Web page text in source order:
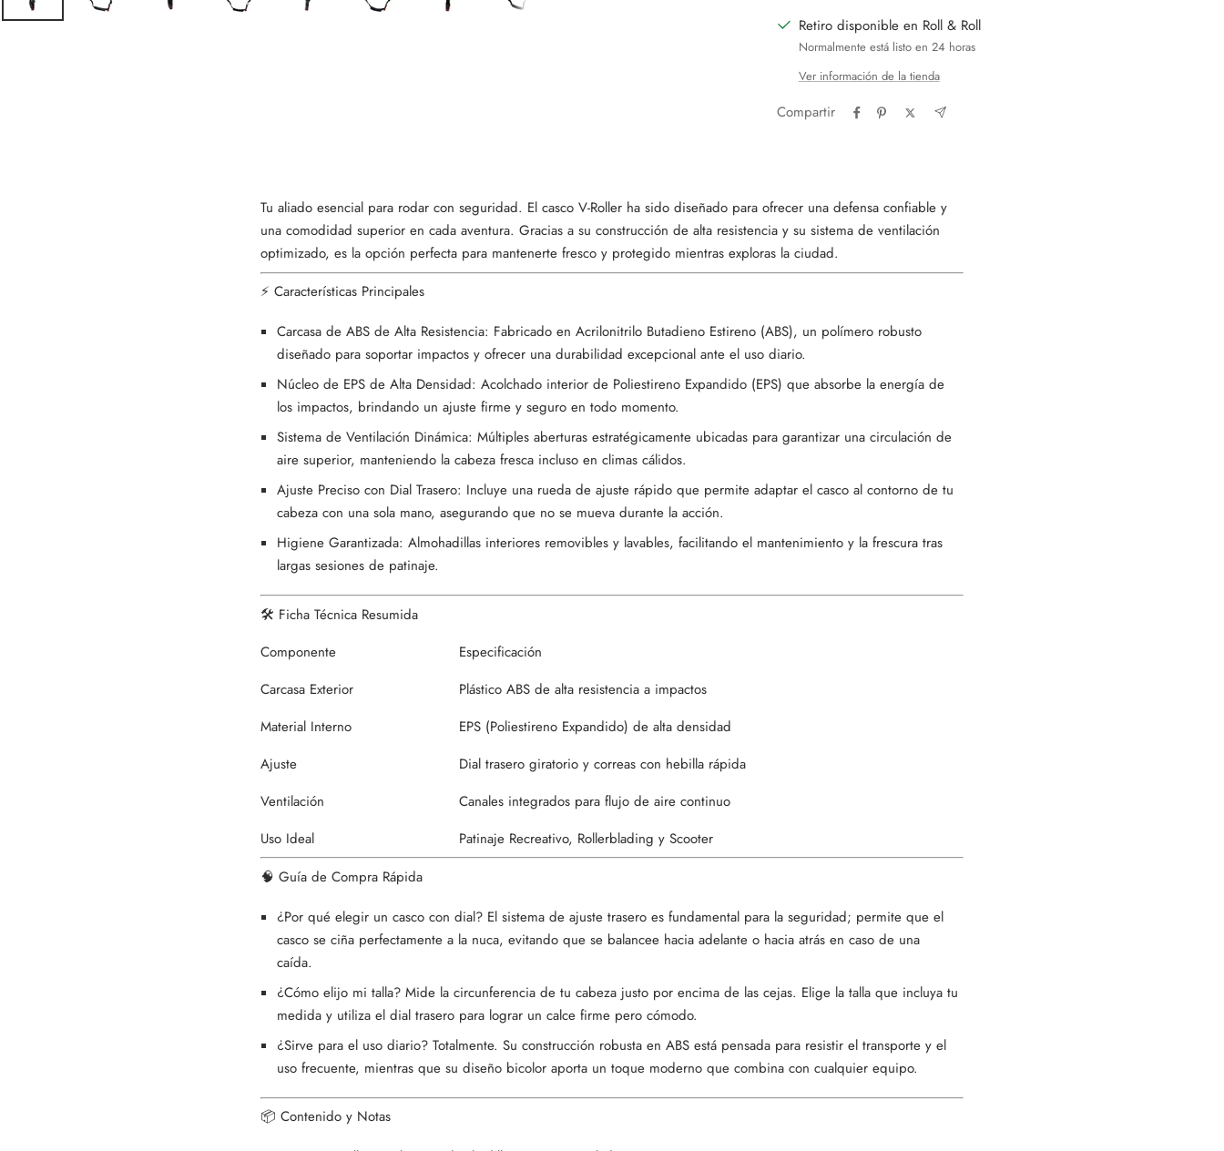
Retiro disponible en Roll & Roll
Normalmente está listo en 24 horas
Ver información de la tienda
Compartir
Tu aliado esencial para rodar con seguridad. El casco V-Roller ha sido diseñado para ofrecer una defensa confiable y
una comodidad superior en cada aventura. Gracias a su construcción de alta resistencia y su sistema de ventilación
optimizado, es la opción perfecta para mantenerte fresco y protegido mientras exploras la ciudad.
⚡ Características Principales
Carcasa de ABS de Alta Resistencia: Fabricado en Acrilonitrilo Butadieno Estireno (ABS), un polímero robusto
diseñado para soportar impactos y ofrecer una durabilidad excepcional ante el uso diario.
Núcleo de EPS de Alta Densidad: Acolchado interior de Poliestireno Expandido (EPS) que absorbe la energía de
los impactos, brindando un ajuste firme y seguro en todo momento.
Sistema de Ventilación Dinámica: Múltiples aberturas estratégicamente ubicadas para garantizar una circulación de
aire superior, manteniendo la cabeza fresca incluso en climas cálidos.
Ajuste Preciso con Dial Trasero: Incluye una rueda de ajuste rápido que permite adaptar el casco al contorno de tu
cabeza con una sola mano, asegurando que no se mueva durante la acción.
Higiene Garantizada: Almohadillas interiores removibles y lavables, facilitando el mantenimiento y la frescura tras
largas sesiones de patinaje.
🛠️ Ficha Técnica Resumida
Componente
Especificación
Carcasa Exterior
Plástico ABS de alta resistencia a impactos
Material Interno
EPS (Poliestireno Expandido) de alta densidad
Ajuste
Dial trasero giratorio y correas con hebilla rápida
Ventilación
Canales integrados para flujo de aire continuo
Uso Ideal
Patinaje Recreativo, Rollerblading y Scooter
🧠 Guía de Compra Rápida
¿Por qué elegir un casco con dial? El sistema de ajuste trasero es fundamental para la seguridad; permite que el
casco se ciña perfectamente a la nuca, evitando que se balancee hacia adelante o hacia atrás en caso de una
caída.
¿Cómo elijo mi talla? Mide la circunferencia de tu cabeza justo por encima de las cejas. Elige la talla que incluya tu
medida y utiliza el dial trasero para lograr un calce firme pero cómodo.
¿Sirve para el uso diario? Totalmente. Su construcción robusta en ABS está pensada para resistir el transporte y el
uso frecuente, mientras que su diseño bicolor aporta un toque moderno que combina con cualquier equipo.
📦 Contenido y Notas